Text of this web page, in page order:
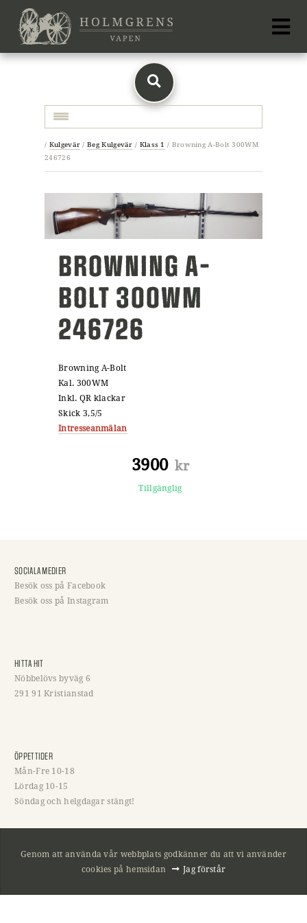
Genom att använda vår webbplats godkänner du att vi använder
cookies på hemsidan
Jag förstår
/ Kulgevär / Beg Kulgevär / Klass 1 / Browning A-Bolt 300WM
246726
BROWNING A-
BOLT 300WM
246726
Browning A-Bolt
Kal. 300WM
Inkl. QR klackar
Skick 3,5/5
Intresseanmälan
3900 kr
Tillgänglig
SOCIALA MEDIER
Besök oss på Facebook
Besök oss på Instagram
HITTA HIT
Nöbbelövs byväg 6
291 91 Kristianstad
ÖPPETTIDER
Mån-Fre 10-18
Lördag 10-15
Söndag och helgdagar stängt!
044 - 236 001